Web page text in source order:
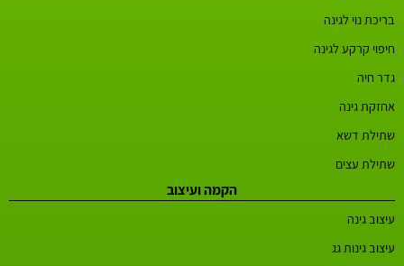
בריכת נוי לגינה
חיפוי קרקע לגינה
גדר חיה
אחזקת גינה
שתילת דשא
שתילת עצים
הקמה ועיצוב
עיצוב גינה
עיצוב גינות גג